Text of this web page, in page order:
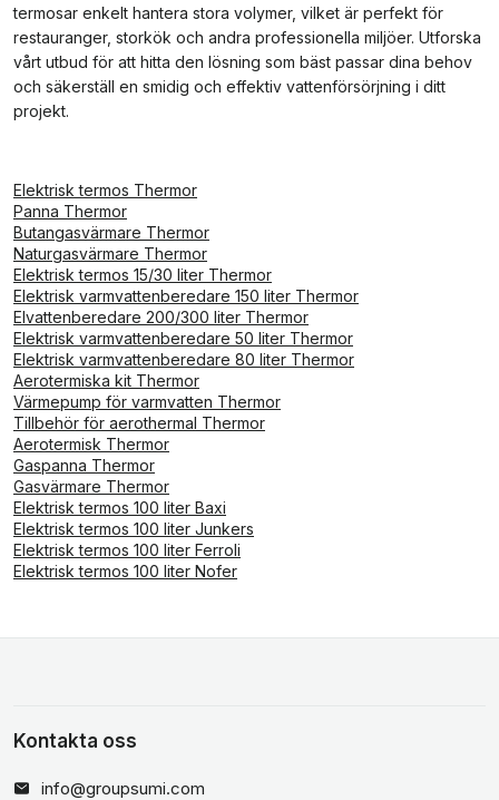
termosar enkelt hantera stora volymer, vilket är perfekt för
restauranger, storkök och andra professionella miljöer. Utforska
vårt utbud för att hitta den lösning som bäst passar dina behov
och säkerställ en smidig och effektiv vattenförsörjning i ditt
projekt.
Elektrisk termos Thermor
Panna Thermor
Butangasvärmare Thermor
Naturgasvärmare Thermor
Elektrisk termos 15/30 liter Thermor
Elektrisk varmvattenberedare 150 liter Thermor
Elvattenberedare 200/300 liter Thermor
Elektrisk varmvattenberedare 50 liter Thermor
Elektrisk varmvattenberedare 80 liter Thermor
Aerotermiska kit Thermor
Värmepump för varmvatten Thermor
Tillbehör för aerothermal Thermor
Aerotermisk Thermor
Gaspanna Thermor
Gasvärmare Thermor
Elektrisk termos 100 liter Baxi
Elektrisk termos 100 liter Junkers
Elektrisk termos 100 liter Ferroli
Elektrisk termos 100 liter Nofer
Kontakta oss
info@groupsumi.com